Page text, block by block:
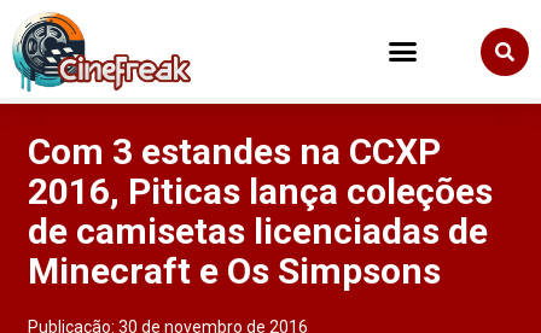
Com 3 estandes na CCXP
2016, Piticas lança coleções
de camisetas licenciadas de
Minecraft e Os Simpsons
Publicação:30 de novembro de 2016